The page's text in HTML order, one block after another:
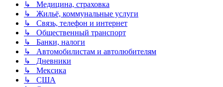
↳ Медицина, страховка
↳ Жильё, коммунальные услуги
↳ Связь, телефон и интернет
↳ Общественный транспорт
↳ Банки, налоги
↳ Автомобилистам и автолюбителям
↳ Дневники
↳ Мексика
↳ США